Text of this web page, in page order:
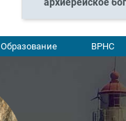
архиерейское
Образование ВРНС